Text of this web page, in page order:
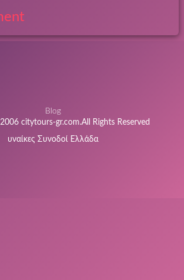
Blog
citytours-gr.com.All Rights Reserved
υναίκες Συνοδοί Ελλάδα